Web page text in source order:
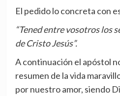
El pedido lo concreta con
“Tened entre vosotros los
de Cristo Jesús”.
A continuación el apóstol
resumen de la vida
por nuestro amor, siendo